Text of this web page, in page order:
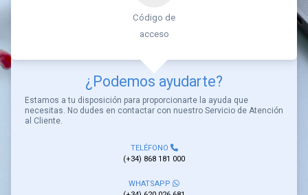
Código de
acceso
¿Podemos ayudarte?
Estamos a tu disposición para proporcionarte la ayuda que
necesitas. No dudes en contactar con nuestro Servicio de Atención
al Cliente.
TELÉFONO
(+34) 868 181 000
WHATSAPP